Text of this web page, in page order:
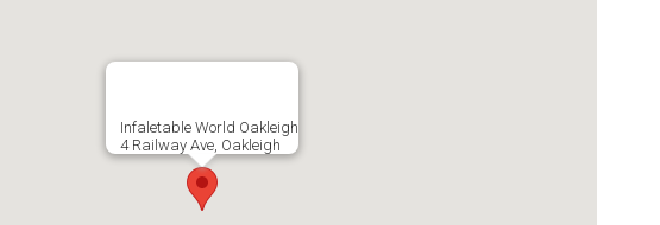
Infaletable World Oakleigh
4 Railway Ave, Oakleigh